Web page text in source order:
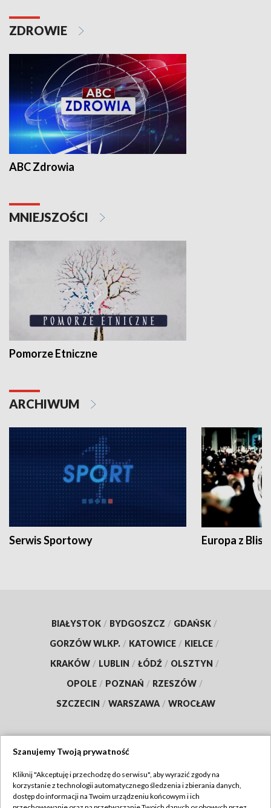
ZDROWIE
ABC Zdrowia
MNIEJSZOŚCI
Pomorze Etniczne
ARCHIWUM
Serwis Sportowy Europa z
BIAŁYSTOK / BYDGOSZCZ / GDAŃSK /
GORZÓW WLKP. / KATOWICE / KIELCE /
KRAKÓW / LUBLIN / ŁÓDŹ / OLSZTYN /
OPOLE / POZNAŃ / RZESZÓW /
SZCZECIN / WARSZAWA / WROCŁAW
TVP
Szanujemy Twoją prywatność
Kliknij "Akceptuję i przechodzę do serwisu", aby wyrazić zgody na
korzystanie z technologii automatycznego śledzenia i zbierania danych,
dostęp do informacji na Twoim urządzeniu końcowym i ich